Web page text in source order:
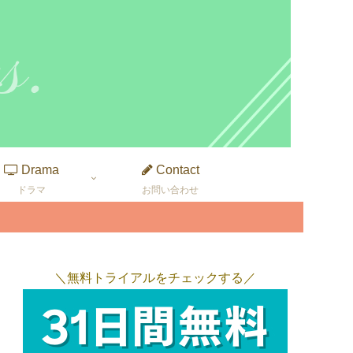
Drama
ドラマ
Contact
お問い合わせ
＼無料トライアルをチェックする／